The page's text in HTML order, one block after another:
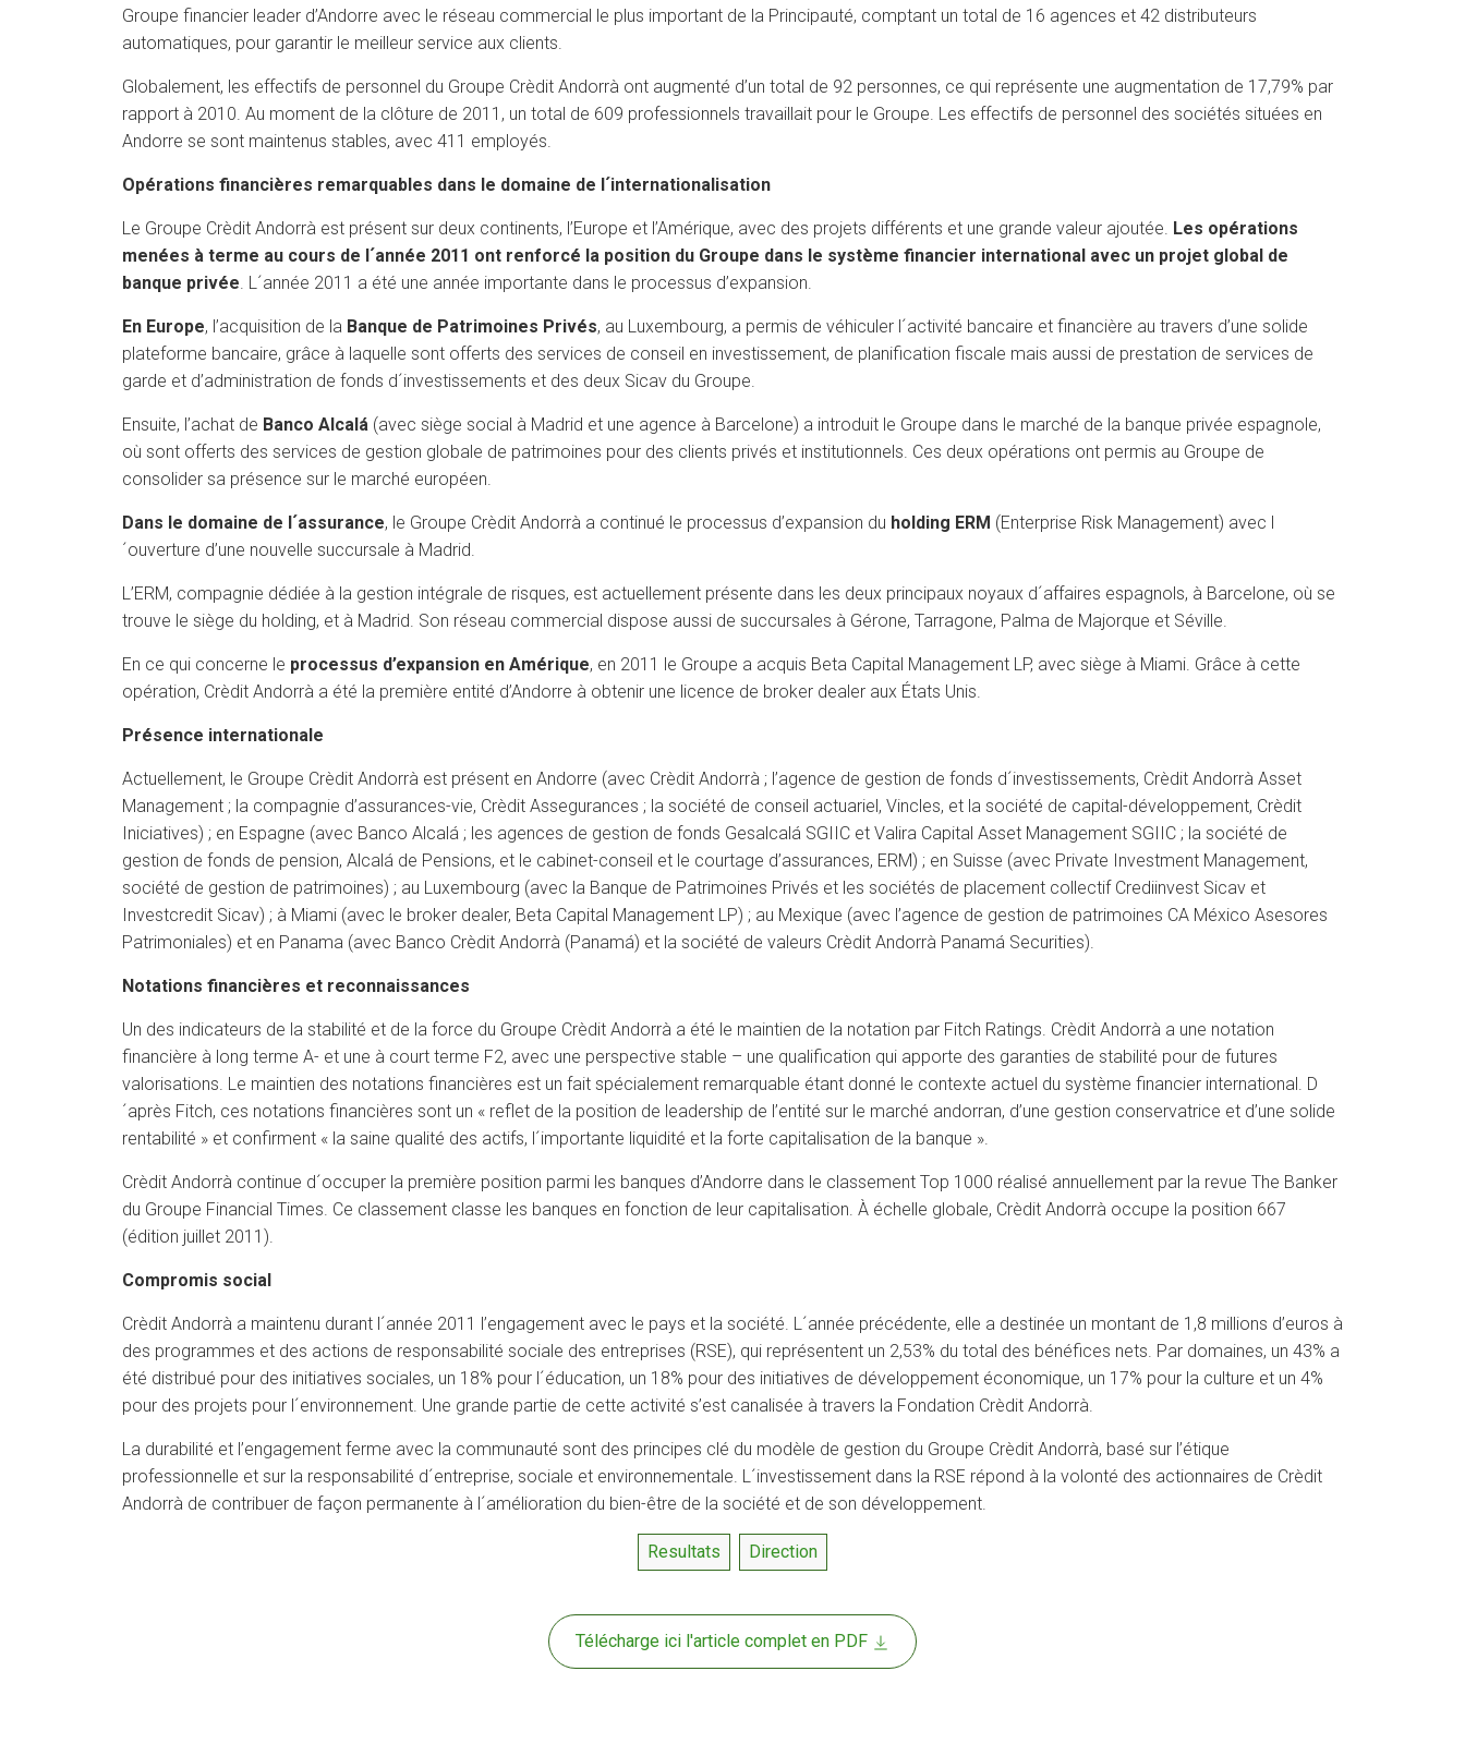
Groupe financier leader d’Andorre avec le réseau commercial le plus important de la Principauté, comptant un total de 16 agences et 42 distributeurs
automatiques, pour garantir le meilleur service aux clients.
Globalement, les effectifs de personnel du Groupe Crèdit Andorrà ont augmenté d’un total de 92 personnes, ce qui représente une augmentation de 17,79% par
rapport à 2010. Au moment de la clôture de 2011, un total de 609 professionnels travaillait pour le Groupe. Les effectifs de personnel des sociétés situées en
Andorre se sont maintenus stables, avec 411 employés.
Opérations financières remarquables dans le domaine de l´internationalisation
Le Groupe Crèdit Andorrà est présent sur deux continents, l’Europe et l’Amérique, avec des projets différents et une grande valeur ajoutée. Les opérations
menées à terme au cours de l´année 2011 ont renforcé la position du Groupe dans le système financier international avec un projet global de
banque privée. L´année 2011 a été une année importante dans le processus d’expansion.
En Europe, l’acquisition de la Banque de Patrimoines Privés, au Luxembourg, a permis de véhiculer l´activité bancaire et financière au travers d’une solide
plateforme bancaire, grâce à laquelle sont offerts des services de conseil en investissement, de planification fiscale mais aussi de prestation de services de
garde et d’administration de fonds d´investissements et des deux Sicav du Groupe.
Ensuite, l’achat de Banco Alcalá (avec siège social à Madrid et une agence à Barcelone) a introduit le Groupe dans le marché de la banque privée espagnole,
où sont offerts des services de gestion globale de patrimoines pour des clients privés et institutionnels. Ces deux opérations ont permis au Groupe de
consolider sa présence sur le marché européen.
Dans le domaine de l´assurance, le Groupe Crèdit Andorrà a continué le processus d’expansion du holding ERM (Enterprise Risk Management) avec l
´ouverture d’une nouvelle succursale à Madrid.
L’ERM, compagnie dédiée à la gestion intégrale de risques, est actuellement présente dans les deux principaux noyaux d´affaires espagnols, à Barcelone, où se
trouve le siège du holding, et à Madrid. Son réseau commercial dispose aussi de succursales à Gérone, Tarragone, Palma de Majorque et Séville.
En ce qui concerne le processus d’expansion en Amérique, en 2011 le Groupe a acquis Beta Capital Management LP, avec siège à Miami. Grâce à cette
opération, Crèdit Andorrà a été la première entité d’Andorre à obtenir une licence de broker dealer aux États Unis.
Présence internationale
Actuellement, le Groupe Crèdit Andorrà est présent en Andorre (avec Crèdit Andorrà ; l’agence de gestion de fonds d´investissements, Crèdit Andorrà Asset
Management ; la compagnie d’assurances-vie, Crèdit Assegurances ; la société de conseil actuariel, Vincles, et la société de capital-développement, Crèdit
Iniciatives) ; en Espagne (avec Banco Alcalá ; les agences de gestion de fonds Gesalcalá SGIIC et Valira Capital Asset Management SGIIC ; la société de
gestion de fonds de pension, Alcalá de Pensions, et le cabinet-conseil et le courtage d’assurances, ERM) ; en Suisse (avec Private Investment Management,
société de gestion de patrimoines) ; au Luxembourg (avec la Banque de Patrimoines Privés et les sociétés de placement collectif Crediinvest Sicav et
Investcredit Sicav) ; à Miami (avec le broker dealer, Beta Capital Management LP) ; au Mexique (avec l’agence de gestion de patrimoines CA México Asesores
Patrimoniales) et en Panama (avec Banco Crèdit Andorrà (Panamá) et la société de valeurs Crèdit Andorrà Panamá Securities).
Notations financières et reconnaissances
Un des indicateurs de la stabilité et de la force du Groupe Crèdit Andorrà a été le maintien de la notation par Fitch Ratings. Crèdit Andorrà a une notation
financière à long terme A- et une à court terme F2, avec une perspective stable – une qualification qui apporte des garanties de stabilité pour de futures
valorisations. Le maintien des notations financières est un fait spécialement remarquable étant donné le contexte actuel du système financier international. D
´après Fitch, ces notations financières sont un « reflet de la position de leadership de l’entité sur le marché andorran, d’une gestion conservatrice et d’une solide
rentabilité » et confirment « la saine qualité des actifs, l´importante liquidité et la forte capitalisation de la banque ».
Crèdit Andorrà continue d´occuper la première position parmi les banques d’Andorre dans le classement Top 1000 réalisé annuellement par la revue The Banker
du Groupe Financial Times. Ce classement classe les banques en fonction de leur capitalisation. À échelle globale, Crèdit Andorrà occupe la position 667
(édition juillet 2011).
Compromis social
Crèdit Andorrà a maintenu durant l´année 2011 l’engagement avec le pays et la société. L´année précédente, elle a destinée un montant de 1,8 millions d’euros à
des programmes et des actions de responsabilité sociale des entreprises (RSE), qui représentent un 2,53% du total des bénéfices nets. Par domaines, un 43% a
été distribué pour des initiatives sociales, un 18% pour l´éducation, un 18% pour des initiatives de développement économique, un 17% pour la culture et un 4%
pour des projets pour l´environnement. Une grande partie de cette activité s’est canalisée à travers la Fondation Crèdit Andorrà.
La durabilité et l’engagement ferme avec la communauté sont des principes clé du modèle de gestion du Groupe Crèdit Andorrà, basé sur l’étique
professionnelle et sur la responsabilité d´entreprise, sociale et environnementale. L´investissement dans la RSE répond à la volonté des actionnaires de Crèdit
Andorrà de contribuer de façon permanente à l´amélioration du bien-être de la société et de son développement.
Resultats Direction
Télécharge ici l'article complet en PDF